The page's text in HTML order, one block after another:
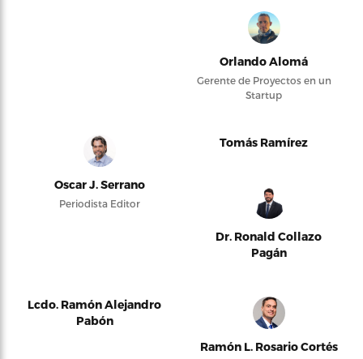
Orlando Alomá
Gerente de Proyectos en un
Startup
Oscar J. Serrano
Periodista Editor
Tomás Ramírez
Dr. Ronald Collazo
Pagán
Lcdo. Ramón Alejandro
Pabón
Ramón L. Rosario Cortés